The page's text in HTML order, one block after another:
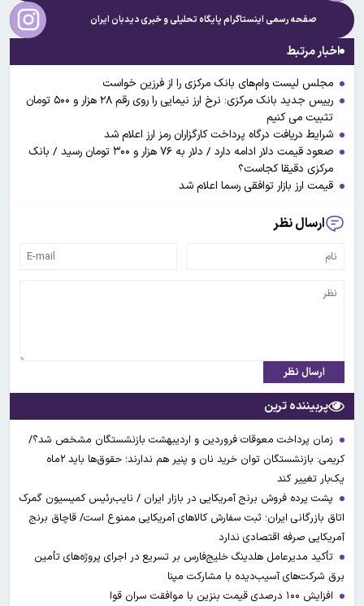
صفحه رسمی اینستاگرام پایگاه تحلیلی و خبریدیدبان ایران
اخبار مرتبط
مجلس لیست وام‌های بانک مرکزی را از فرزین خواست
رییس جدید بانک مرکزی: نرخ ارز نیمایی را روی رقم ۲۸ هزار و ۵۰۰ تومان
تثبیت می کنیم
شرایط دریافت درگاه پرداخت کارگزاران رمز ارز اعلام شد
صعود قیمت دلار ادامه دارد / دلار به ۷۶ هزار و ۳۰۰ تومان رسید / بانک
مرکزی دقیقا کجاست؟
قیمت ارز بازار توافقی رسما اعلام شد
ارسال نظر
ارسال نظر
پربیننده ترین
زمان پرداخت معوقات فروردین و اردیبهشت بازنشستگان مشخص شد؟/
کریمی: بازنشستگان توان خرید نان و پنیر هم ندارند؛ حقوق‌ها باید ۲ماه
یک‌بار تغییر کند
پشت پرده فروش برنج آمریکایی در بازار ایران / نایب‌رئیس کمیسیون گمرک
اتاق بازرگانی ایران؛ ثبت سفارش کالاهای آمریکایی ممنوع است/ قاچاق برنج
آمریکایی صرفه اقتصادی ندارد
تأکید مدیرعامل هلدینگ خلیج‌فارس بر تسریع در اجرای پروژه‌های تأمین
برق شرکت‌های آسیب‌دیده با مشارکت مپنا
افزایش ۱۰۰ درصدی قیمت بنزین با موافقت سران قوا